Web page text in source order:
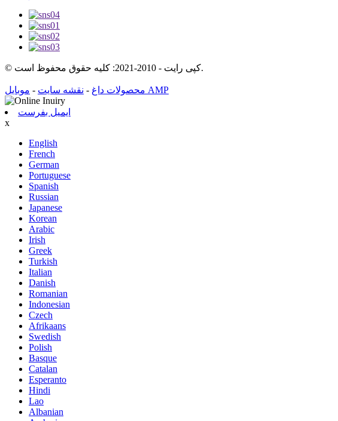
© کپی رایت - 2010-2021: کلیه حقوق محفوظ است.
محصولات داغ - نقشه سایت - موبایل AMP
ایمیل بفرست
x
English
French
German
Portuguese
Spanish
Russian
Japanese
Korean
Arabic
Irish
Greek
Turkish
Italian
Danish
Romanian
Indonesian
Czech
Afrikaans
Swedish
Polish
Basque
Catalan
Esperanto
Hindi
Lao
Albanian